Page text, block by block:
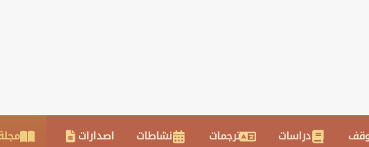
دراسات ترجمات نشاطات اصدارات